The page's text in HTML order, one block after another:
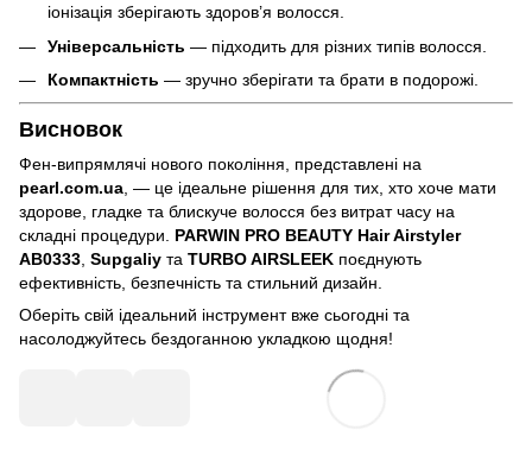
іонізація зберігають здоров’я волосся.
Універсальність — підходить для різних типів волосся.
Компактність — зручно зберігати та брати в подорожі.
Висновок
Фен-випрямлячі нового покоління, представлені на
pearl.com.ua , — це ідеальне рішення для тих, хто хоче мати
здорове, гладке та блискуче волосся без витрат часу на
складні процедури. PARWIN PRO BEAUTY Hair Airstyler
AB0333 Supgaliy та TURBO AIRSLEEK поєднують
ефективність, безпечність та стильний дизайн.
Оберіть свій ідеальний інструмент вже сьогодні та
насолоджуйтесь бездоганною укладкою щодня!